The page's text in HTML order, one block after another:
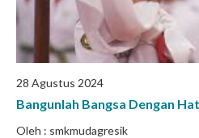
28 Agustus 2024
Bangunlah Bangsa Dengan
Oleh : smkmudagresik